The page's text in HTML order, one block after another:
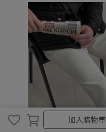
加入購物車